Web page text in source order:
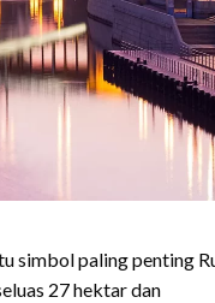
simbol paling penting
27 hektar dan